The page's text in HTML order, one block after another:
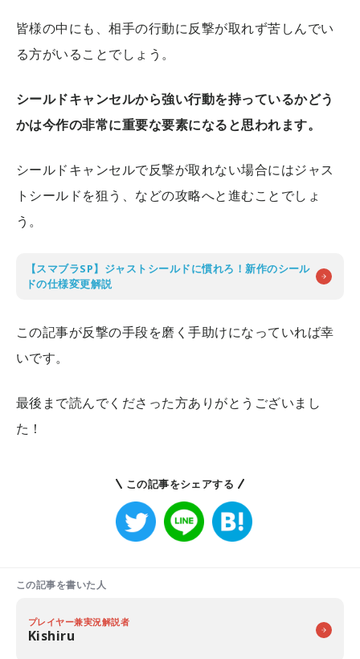
皆様の中にも、相手の行動に反撃が取れず苦しんでい
る方がいることでしょう。
シールドキャンセルから強い行動を持っているかどう
かは今作の非常に重要な要素になると思われます。
シールドキャンセルで反撃が取れない場合にはジャス
トシールドを狙う、などの攻略へと進むことでしょ
う。
【スマブラSP】ジャストシールドに慣れろ！新作のシール
ドの仕様変更解説
この記事が反撃の手段を磨く手助けになっていれば幸
いです。
最後まで読んでくださった方ありがとうございまし
た！
この記事をシェアする
この記事を書いた人
プレイヤー兼実況解説者
Kishiru